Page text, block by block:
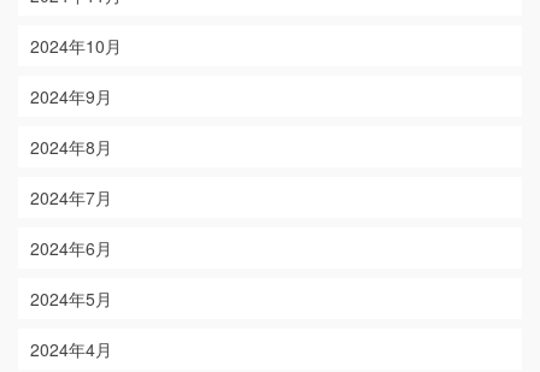
2024年10月
2024年9月
2024年8月
2024年7月
2024年6月
2024年5月
2024年4月